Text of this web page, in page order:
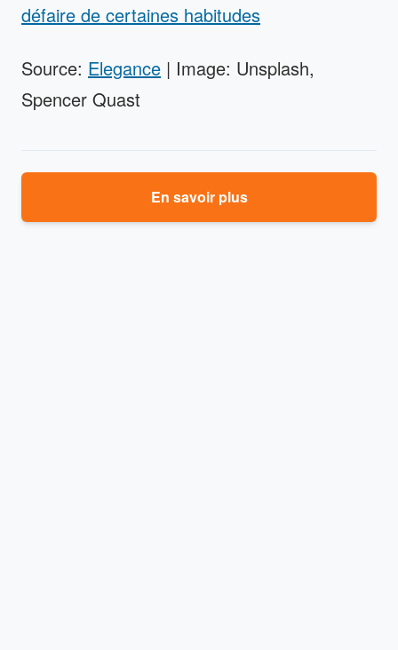
défaire de certaines habitudes
Source: Elegance | Image: Unsplash,
Spencer Quast
En savoir plus